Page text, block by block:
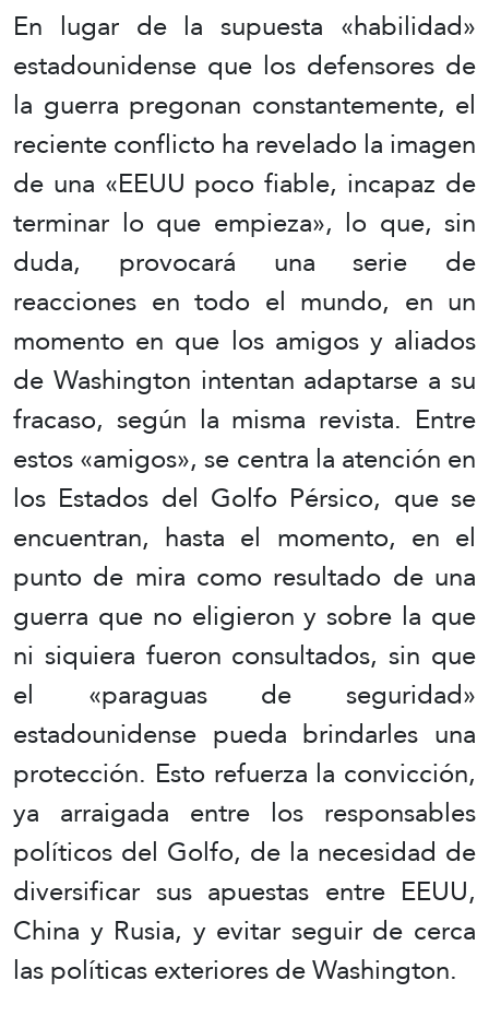
En lugar de la supuesta «habilidad»
estadounidense que los defensores de
la guerra pregonan constantemente, el
reciente conflicto ha revelado la imagen
de una «EEUU poco fiable, incapaz de
terminar lo que empieza», lo que, sin
duda, provocará una serie de
reacciones en todo el mundo, en un
momento en que los amigos y aliados
de Washington intentan adaptarse a su
fracaso, según la misma revista. Entre
estos «amigos», se centra la atención en
los Estados del Golfo Pérsico, que se
encuentran, hasta el momento, en el
punto de mira como resultado de una
guerra que no eligieron y sobre la que
ni siquiera fueron consultados, sin que
el «paraguas de seguridad»
estadounidense pueda brindarles una
protección. Esto refuerza la convicción,
ya arraigada entre los responsables
políticos del Golfo, de la necesidad de
diversificar sus apuestas entre EEUU,
China y Rusia, y evitar seguir de cerca
las políticas exteriores de Washington.